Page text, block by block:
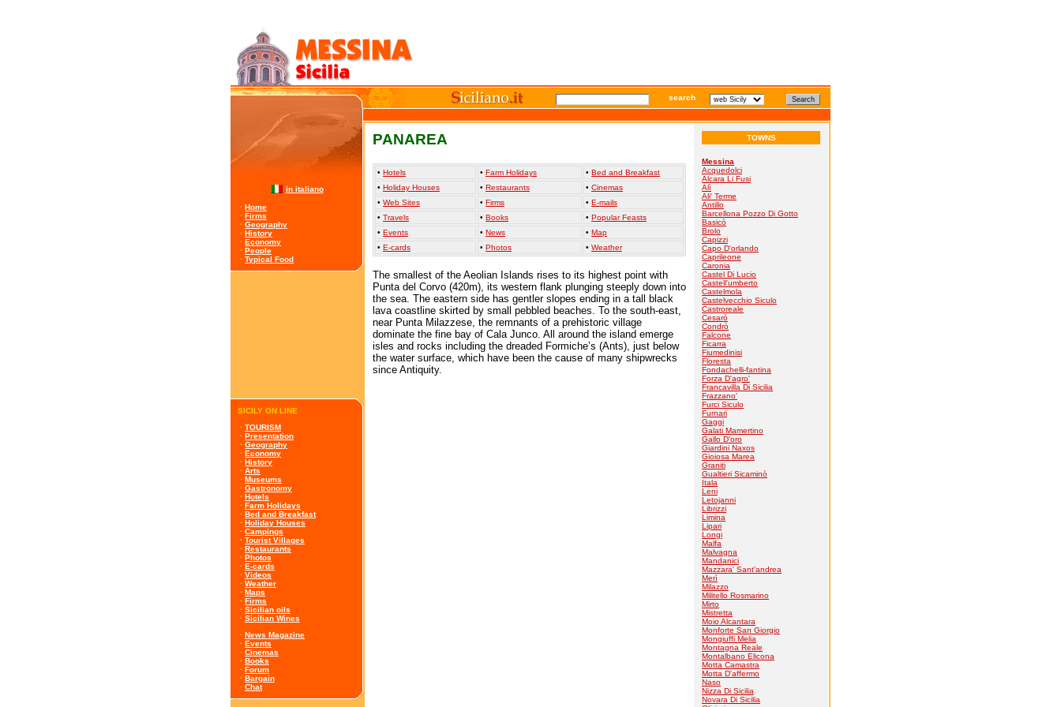
search
in italiano
· Home
· Firms
· Geography
· History
· Economy
· People
· Typical Food
SICILY ON LINE
· TOURISM
· Presentation
· Geography
· Economy
· History
· Arts
· Museums
· Gastronomy
· Hotels
· Farm Holidays
· Bed and Breakfast
· Holiday Houses
· Campings
· Tourist Villages
· Restaurants
· Photos
· E-cards
· Videos
· Weather
· Maps
· Firms
· Sicilian oils
· Sicilian Wines
· News Magazine
· Events
· Cinemas
· Books
· Forum
· Bargain
· Chat
PANAREA
• Hotels • Farm Holidays • Bed and Breakfast
• Holiday Houses • Restaurants • Cinemas
• Web Sites • Firms • E-mails
• Travels • Books • Popular Feasts
• Events • News • Map
• E-cards • Photos • Weather
The smallest of the Aeolian Islands rises to its highest point with
Punta del Corvo (420m), its western flank plunging steeply down into
the sea. The eastern side has gentler slopes ending in a tall black
lava coastline skirted by small pebbled beaches. To the south-east,
near Punta Milazzese, the remnants of a prehistoric village
dominate the fine bay of Cala Junco. All around the island emerge
isles and rocks including the dreaded Formiche’s (Ants), just below
the water surface, which have been the cause of many shipwrecks
since Antiquity.
TOWNS
Messina
Acquedolci
Alcara Li Fusi
Alì
Ali' Terme
Antillo
Barcellona Pozzo Di Gotto
Basicò
Brolo
Capizzi
Capo D'orlando
Caprileone
Caronia
Castel Di Lucio
Castell'umberto
Castelmola
Castelvecchio Siculo
Castroreale
Cesarò
Condrò
Falcone
Ficarra
Fiumedinisi
Floresta
Fondachelli-fantina
Forza D'agro'
Francavilla Di Sicilia
Frazzano'
Furci Siculo
Furnari
Gaggi
Galati Mamertino
Gallo D'oro
Giardini Naxos
Gioiosa Marea
Graniti
Gualtieri Sicaminò
Itala
Leni
Letojanni
Librizzi
Limina
Lipari
Longi
Malfa
Malvagna
Mandanici
Mazzara' Sant'andrea
Merì
Milazzo
Militello Rosmarino
Mirto
Mistretta
Moio Alcantara
Monforte San Giorgio
Mongiuffi Melia
Montagna Reale
Montalbano Elicona
Motta Camastra
Motta D'affermo
Naso
Nizza Di Sicilia
Novara Di Sicilia